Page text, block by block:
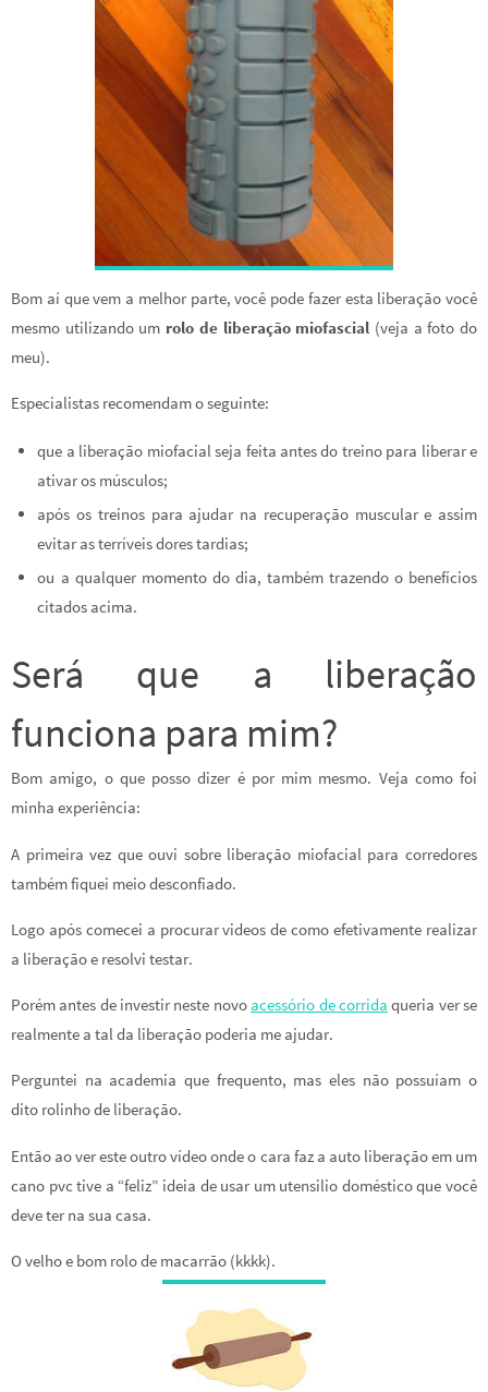
Bom aí que vem a melhor parte, você pode fazer esta liberação você
mesmo utilizando um rolo de liberação miofascial (veja a foto do
meu).
Especialistas recomendam o seguinte:
que a liberação miofacial seja feita antes do treino para liberar e
ativar os músculos;
após os treinos para ajudar na recuperação muscular e assim
evitar as terríveis dores tardias;
ou a qualquer momento do dia, também trazendo o benefícios
citados acima.
Será que a liberação
funciona para mim?
Bom amigo, o que posso dizer é por mim mesmo. Veja como foi
minha experiência:
A primeira vez que ouvi sobre liberação miofacial para corredores
também fiquei meio desconfiado.
Logo após comecei a procurar videos de como efetivamente realizar
a liberação e resolvi testar.
Porém antes de investir neste novo acessório de corrida queria ver se
realmente a tal da liberação poderia me ajudar.
Perguntei na academia que frequento, mas eles não possuíam o
dito rolinho de liberação.
Então ao ver este outro vídeo onde o cara faz a auto liberação em um
cano pvc tive a “feliz” ideia de usar um utensilio doméstico que você
deve ter na sua casa.
O velho e bom rolo de macarrão (kkkk).